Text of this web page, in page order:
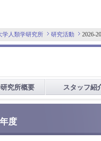
学人類学研究所 研究活動 2026-
究所概要 スタッフ紹
度